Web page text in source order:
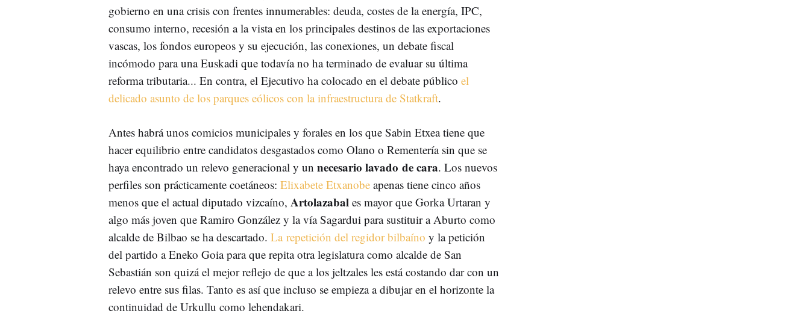
gobierno en una crisis con frentes innumerables: deuda, costes de la energía, IPC,
consumo interno, recesión a la vista en los principales destinos de las exportaciones
vascas, los fondos europeos y su ejecución, las conexiones, un debate fiscal
incómodo para una Euskadi que todavía no ha terminado de evaluar su última
reforma tributaria... En contra, el Ejecutivo ha colocado en el debate público el
delicado asunto de los parques eólicos con la infraestructura de Statkraft.
Antes habrá unos comicios municipales y forales en los que Sabin Etxea tiene que
hacer equilibrio entre candidatos desgastados como Olano o Rementería sin que se
haya encontrado un relevo generacional y un necesario lavado de cara. Los nuevos
perfiles son prácticamente coetáneos: Elixabete Etxanobe apenas tiene cinco años
menos que el actual diputado vizcaíno, Artolazabal es mayor que Gorka Urtaran y
algo más joven que Ramiro González y la vía Sagardui para sustituir a Aburto como
alcalde de Bilbao se ha descartado. La repetición del regidor bilbaíno y la petición
del partido a Eneko Goia para que repita otra legislatura como alcalde de San
Sebastián son quizá el mejor reflejo de que a los jeltzales les está costando dar con un
relevo entre sus filas. Tanto es así que incluso se empieza a dibujar en el horizonte la
continuidad de Urkullu como lehendakari.